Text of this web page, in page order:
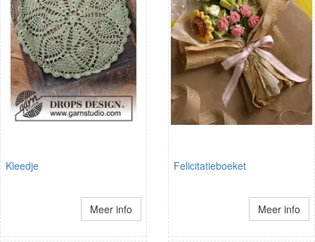
Kleedje
Meer info
Felicitatieboeket
Meer info